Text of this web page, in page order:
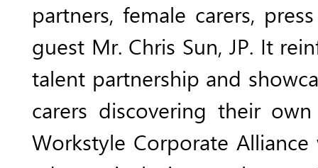
partners, female carers,
guest Mr. Chris Sun, JP. It
talent partnership and
carers discovering their
Workstyle Corporate